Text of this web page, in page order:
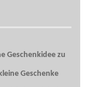
Geschenkidee zu
Geschenke